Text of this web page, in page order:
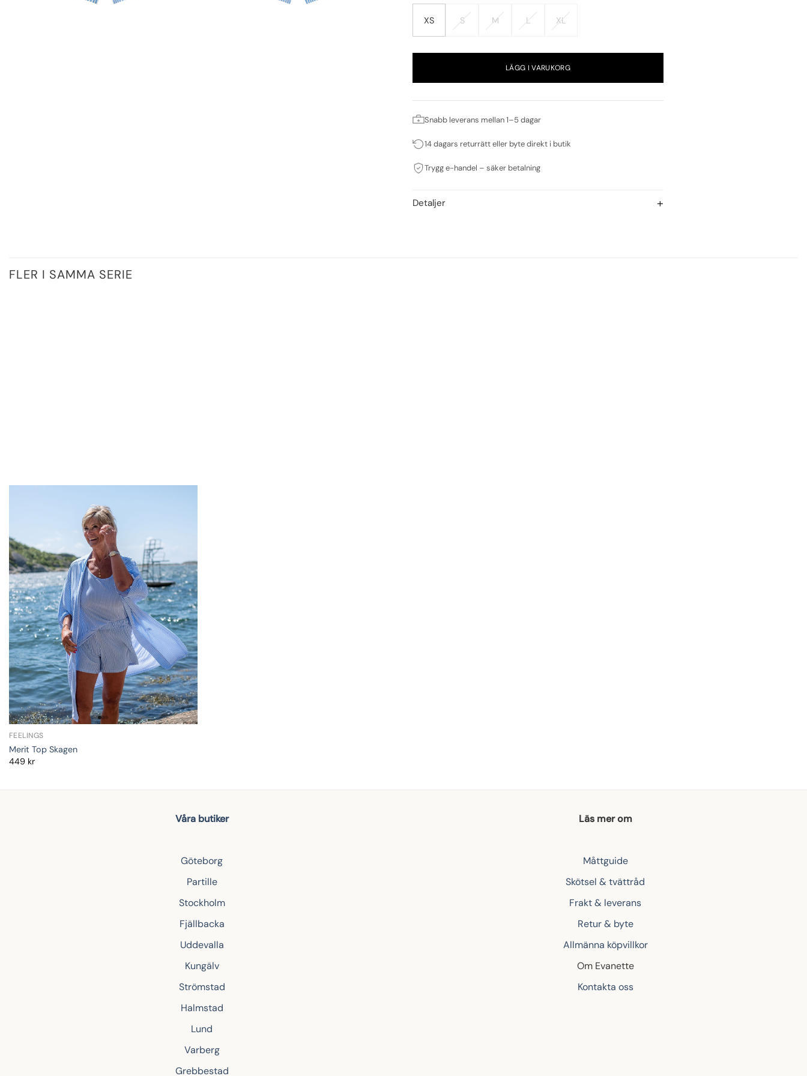
XS S M L XL
LÄGG I VARUKORG
Snabb leverans mellan 1–5 dagar
14 dagars returrätt eller byte direkt i butik
Trygg e-handel – säker betalning
Detaljer
FLER I SAMMA SERIE
FEELINGS
Merit Top Skagen
449 kr
Våra butiker
Göteborg
Partille
Stockholm
Fjällbacka
Uddevalla
Kungälv
Strömstad
Halmstad
Lund
Varberg
Grebbestad
Läs mer om
Måttguide
Skötsel & tvättråd
Frakt & leverans
Retur & byte
Allmänna köpvillkor
Om Evanette
Kontakta oss